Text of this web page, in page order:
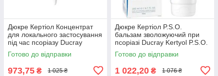
Дюкре Кертіол Концентрат
для локального застосування
під час псоріазу Ducray
Kertyol PSO Concenrate Local
Use 100
Готово до відправки
973,75 ₴ 1 025 ₴
Дюкре Кертіол P.S.O.
бальзам зволожуючий при
псоріазі Ducray Kertyol P.S.O.
Daily Hydrating Balm 200 мл
Готово до відправки
1 022,20 ₴ 1 076 ₴